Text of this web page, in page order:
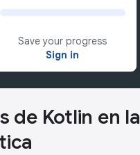
Save your progress
Sign in
de Kotlin en la